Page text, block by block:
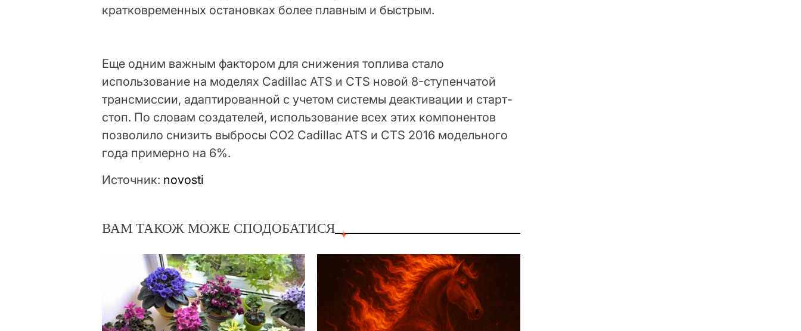
кратковременных остановках более плавным и быстрым.
Еще одним важным фактором для снижения топлива стало
использование на моделях Cadillac ATS и CTS новой 8-ступенчатой
трансмиссии, адаптированной с учетом системы деактивации и старт-
стоп. По словам создателей, использование всех этих компонентов
позволило снизить выбросы CO2 Cadillac ATS и CTS 2016 модельного
года примерно на 6%.
Источник: novosti
ВАМ ТАКОЖ МОЖЕ СПОДОБАТИСЯ